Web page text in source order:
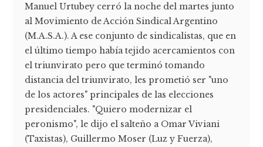
Manuel Urtubey cerró la noche del martes junto
al Movimiento de Acción Sindical Argentino
(M.A.S.A.). A ese conjunto de sindicalistas, que en
el último tiempo había tejido acercamientos con
el triunvirato pero que terminó tomando
distancia del triunvirato, les prometió ser "uno
de los actores" principales de las elecciones
presidenciales. "Quiero modernizar el
peronismo", le dijo el salteño a Omar Viviani
(Taxistas), Guillermo Moser (Luz y Fuerza),